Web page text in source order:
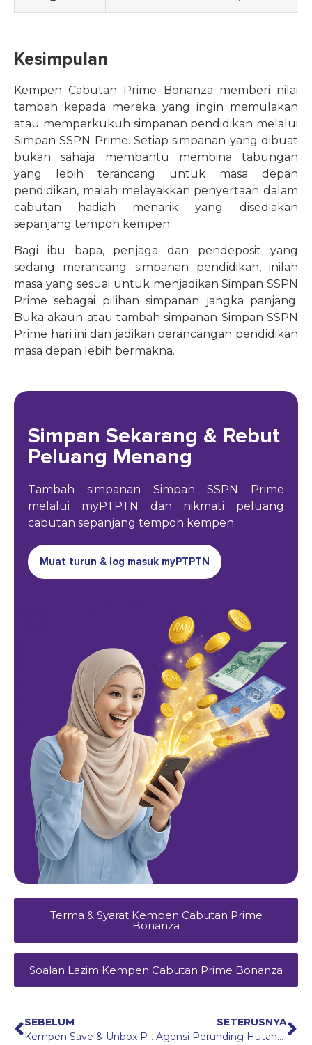
Kesimpulan
Kempen Cabutan Prime Bonanza memberi nilai
tambah kepada mereka yang ingin memulakan
atau memperkukuh simpanan pendidikan melalui
Simpan SSPN Prime. Setiap simpanan yang dibuat
bukan sahaja membantu membina tabungan
yang lebih terancang untuk masa depan
pendidikan, malah melayakkan penyertaan dalam
cabutan hadiah menarik yang disediakan
sepanjang tempoh kempen.
Bagi ibu bapa, penjaga dan pendeposit yang
sedang merancang simpanan pendidikan, inilah
masa yang sesuai untuk menjadikan Simpan SSPN
Prime sebagai pilihan simpanan jangka panjang.
Buka akaun atau tambah simpanan Simpan SSPN
Prime hari ini dan jadikan perancangan pendidikan
masa depan lebih bermakna.
Simpan Sekarang & Rebut
Peluang Menang
Tambah simpanan Simpan SSPN Prime
melalui myPTPTN dan nikmati peluang
cabutan sepanjang tempoh kempen.
Muat turun & log masuk myPTPTN
Terma & Syarat Kempen Cabutan Prime
Bonanza
Soalan Lazim Kempen Cabutan Prime Bonanza
SEBELUM
Kempen Save & Unbox PT Points
SETERUSNYA
Agensi Perunding Hutang (APH)